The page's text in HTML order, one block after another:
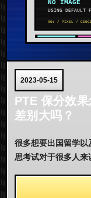
2023-05-15
PTE 保分效
差别大吗？
很多想要出国留学
思考试对于很多人